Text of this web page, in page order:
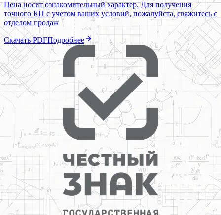
Цена носит ознакомительный характер. Для получения
точного КП с учетом ваших условий, пожалуйста, свяжитесь с
отделом продаж
Скачать PDFПодробнее